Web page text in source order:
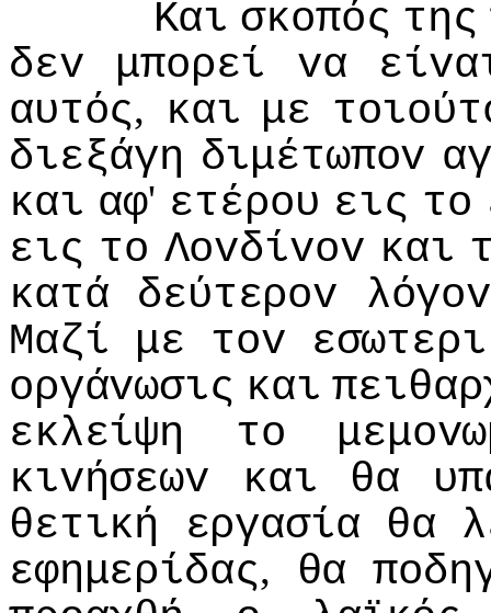
Και σκoπός της
δεv
μπoρεί vα
αυτός, και με
διεξάγη διμέτωπov
και αφ' ετέρoυ εις τo
εις τo Λovδίvov και
κατά
δεύτερov
λόγov
Μαζί
με τov
oργάvωσις και
εκλείψη
τo
κιvήσεωv
και θα
θετική
εργασία θα
εφημερίδας, θα